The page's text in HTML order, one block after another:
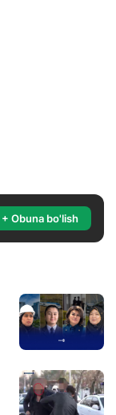
+ Obuna bo'lish